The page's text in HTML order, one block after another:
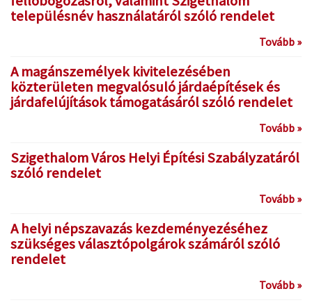
településnév használatáról szóló rendelet
Tovább »
A magánszemélyek kivitelezésében
közterületen megvalósuló járdaépítések és
járdafelújítások támogatásáról szóló rendelet
Tovább »
Szigethalom Város Helyi Építési Szabályzatáról
szóló rendelet
Tovább »
A helyi népszavazás kezdeményezéséhez
szükséges választópolgárok számáról szóló
rendelet
Tovább »